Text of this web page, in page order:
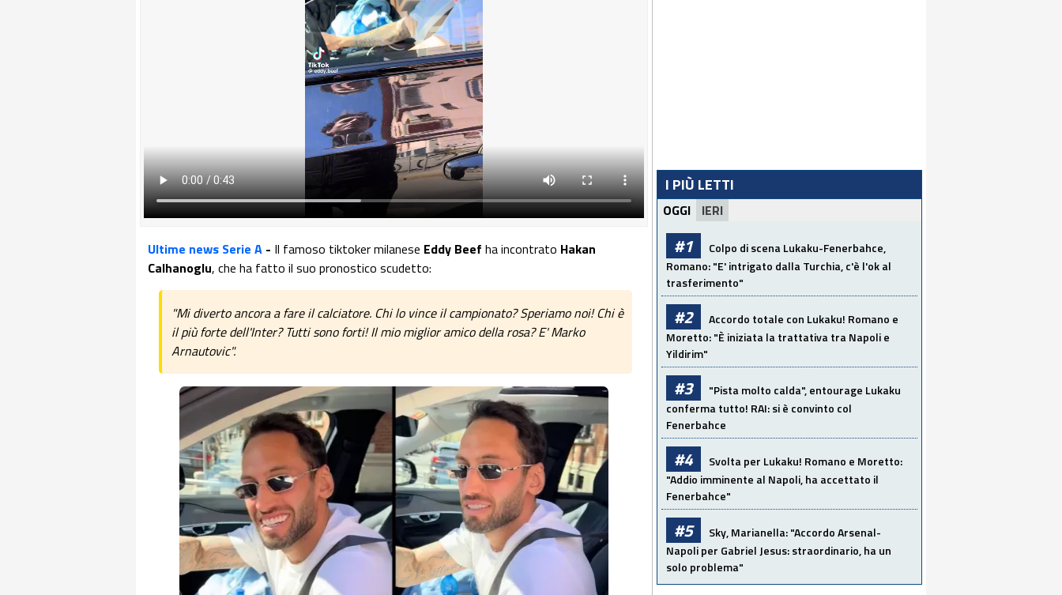
Ultime news Serie A - Il famoso tiktoker milanese Eddy Beef ha incontrato Hakan
Calhanoglu, che ha fatto il suo pronostico scudetto:
"Mi diverto ancora a fare il calciatore. Chi lo vince il campionato? Speriamo noi! Chi è
il più forte dell'Inter? Tutti sono forti! Il mio miglior amico della rosa? E' Marko
Arnautovic".
I PIÙ LETTI
OGGI IERI
#1
Colpo di scena Lukaku-Fenerbahce,
Romano: "E' intrigato dalla Turchia, c'è l'ok al
trasferimento"
#2
Accordo totale con Lukaku! Romano e
Moretto: "È iniziata la trattativa tra Napoli e
Yildirim"
#3
"Pista molto calda", entourage Lukaku
conferma tutto! RAI: si è convinto col
Fenerbahce
#4
Svolta per Lukaku! Romano e Moretto:
"Addio imminente al Napoli, ha accettato il
Fenerbahce"
#5
Sky, Marianella: "Accordo Arsenal-
Napoli per Gabriel Jesus: straordinario, ha un
solo problema"